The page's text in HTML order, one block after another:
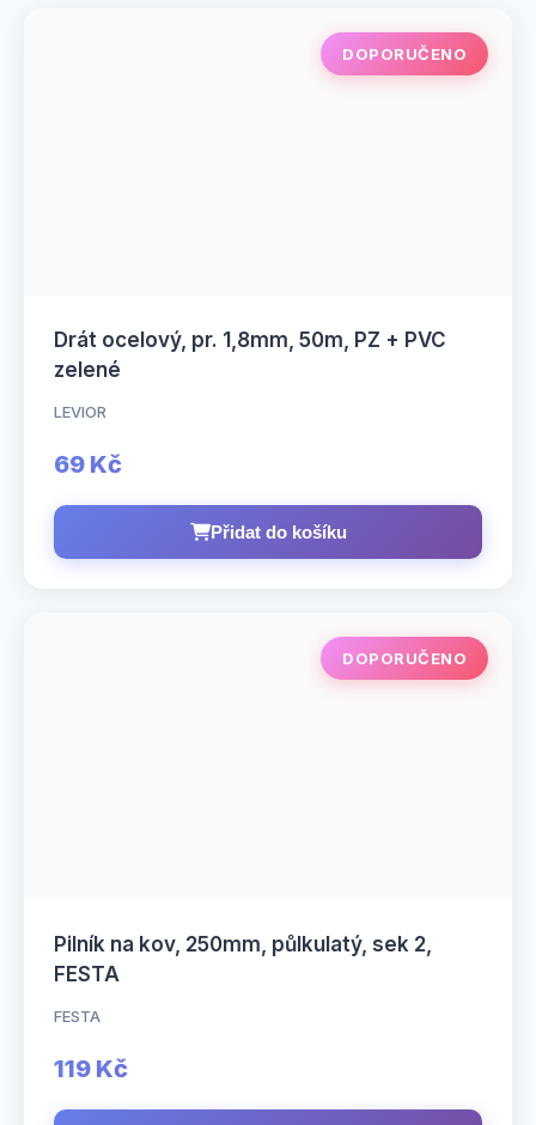
DOPORUČENO
Drát ocelový, pr. 1,8mm, 50m, PZ + PVC
zelené
LEVIOR
69 Kč
Přidat do košíku
DOPORUČENO
Pilník na kov, 250mm, půlkulatý, sek 2,
FESTA
FESTA
119 Kč